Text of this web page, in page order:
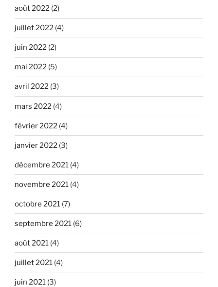
août 2022 (2)
juillet 2022 (4)
juin 2022 (2)
mai 2022 (5)
avril 2022 (3)
mars 2022 (4)
février 2022 (4)
janvier 2022 (3)
décembre 2021 (4)
novembre 2021 (4)
octobre 2021 (7)
septembre 2021 (6)
août 2021 (4)
juillet 2021 (4)
juin 2021 (3)